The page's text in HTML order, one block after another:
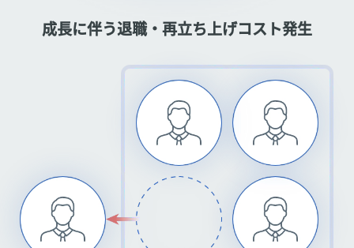
成長に伴う退職・再立ち上げコスト発生